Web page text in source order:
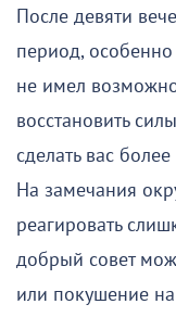
После девяти
период,
не имел
восстановить
сделать вас
На замечания
реагировать
добрый совет
или покушение